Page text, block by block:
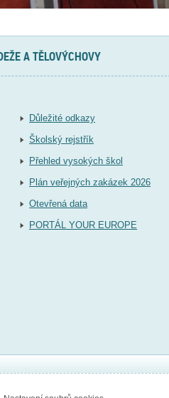
A TĚLOVÝCHOVY
Důležité odkazy
Školský rejstřík
Přehled vysokých škol
Plán veřejných zakázek 2026
Otevřená data
PORTÁL YOUR EUROPE